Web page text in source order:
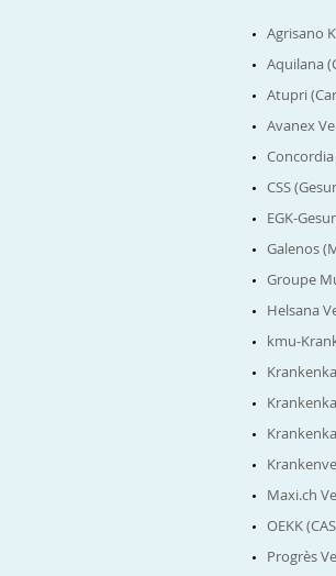
Agrisano
Aquilana
Atupri
Avanex
CSS
EGK-
Galenos
Groupe
Helsana
kmu-
Maxi.ch
OEKK
Progrès